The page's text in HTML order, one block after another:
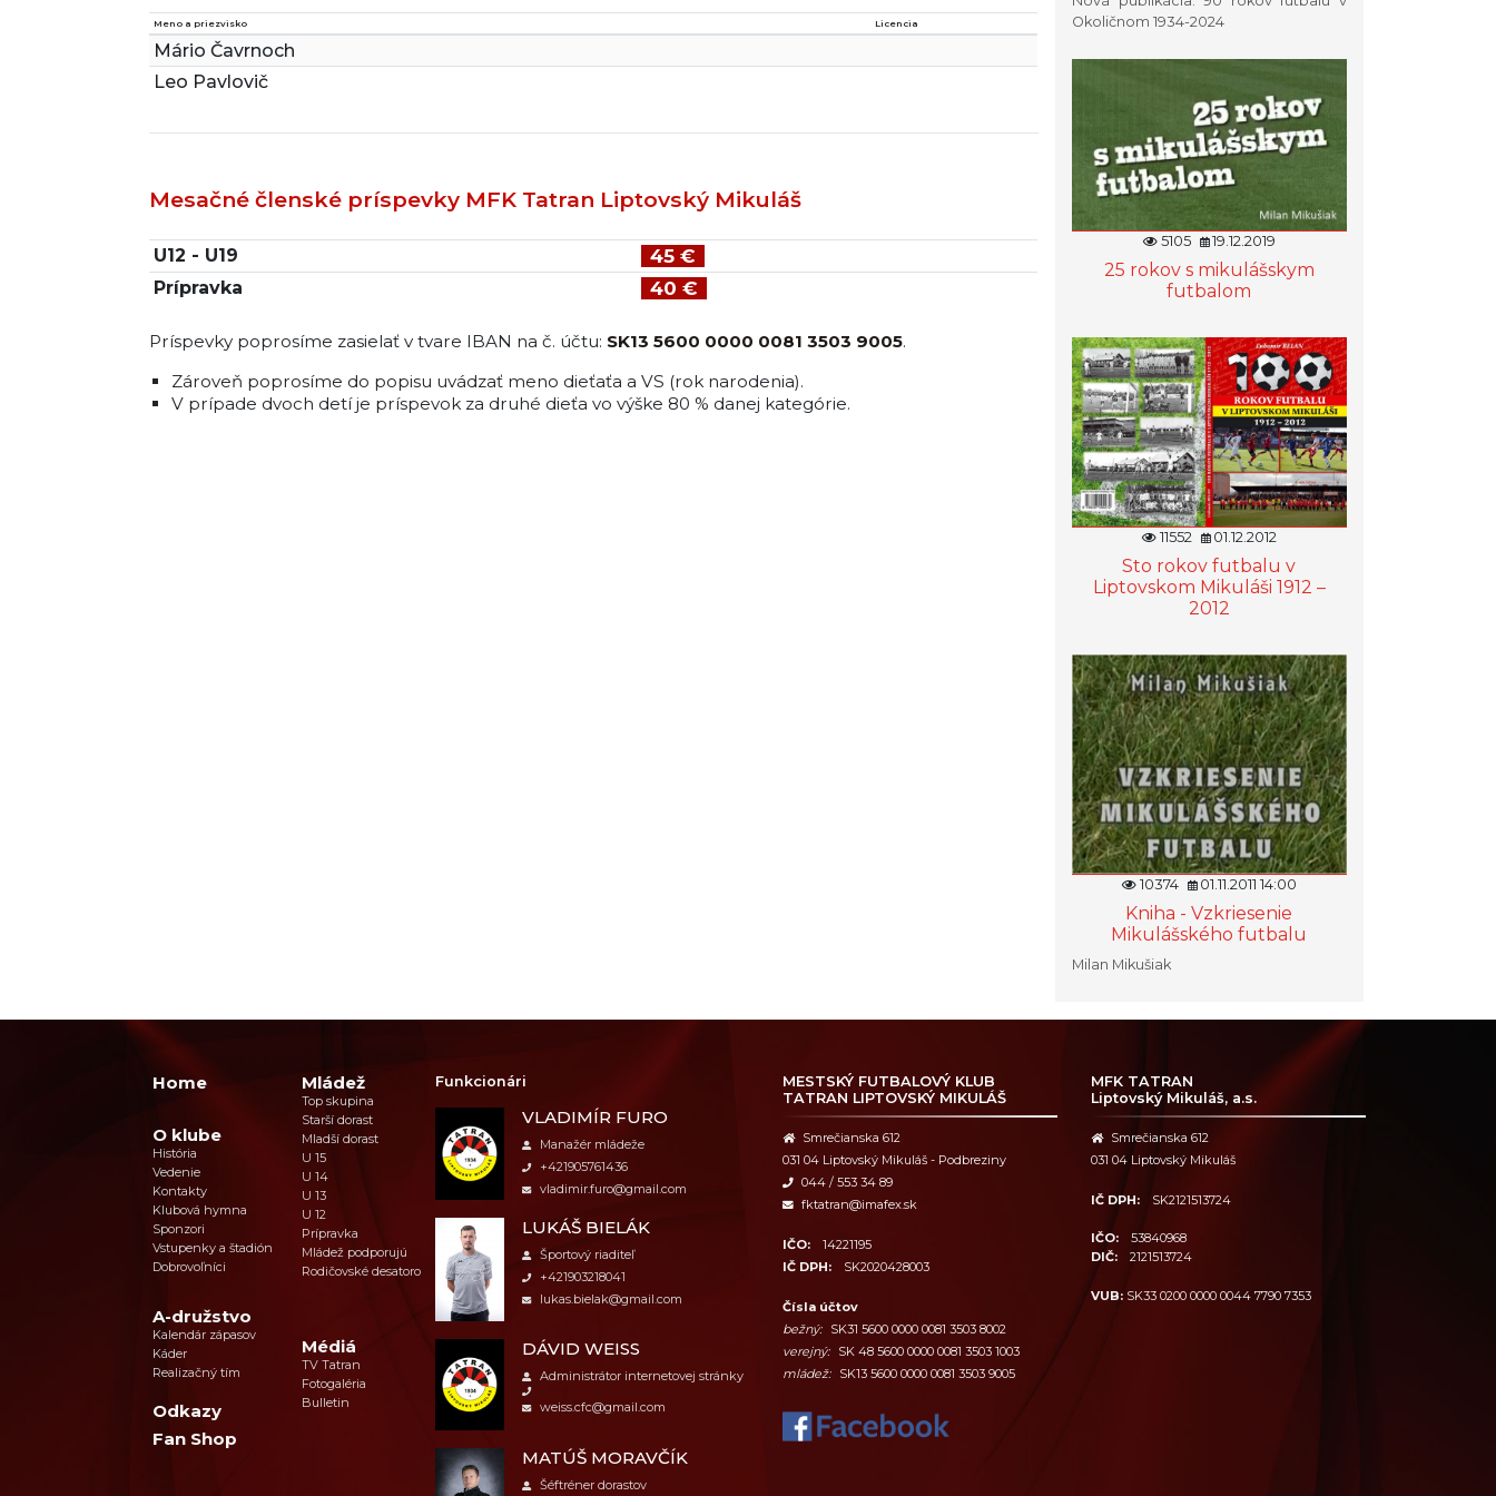
Meno a priezvisko Licencia
Mário Čavrnoch
Leo Pavlovič
Mesačné členské príspevky MFK Tatran Liptovský Mikuláš
U12 - U19 45 €
Prípravka 40 €
Príspevky poprosíme zasielať v tvare IBAN na č. účtu: SK13 5600 0000 0081 3503 9005.
Zároveň poprosíme do popisu uvádzať meno dieťaťa a VS (rok narodenia).
V prípade dvoch detí je príspevok za druhé dieťa vo výške 80 % danej kategórie.
Okoličnom 1934-2024
5105 19.12.2019
25 rokov s mikulášskym
futbalom
11552 01.12.2012
Sto rokov futbalu v
Liptovskom Mikuláši 1912 –
2012
10374 01.11.2011 14:00
Kniha - Vzkriesenie
Mikulášského futbalu
Milan Mikušiak
Home
O klube
História
Vedenie
Kontakty
Klubová hymna
Sponzori
Vstupenky a štadión
Dobrovoľníci
A-družstvo
Kalendár zápasov
Káder
Realizačný tím
Mládež
Top skupina
Starší dorast
Mladší dorast
U 15
U 14
U 13
U 12
Prípravka
Mládež podporujú
Rodičovské desatoro
Médiá
TV Tatran
Fotogaléria
Bulletin
Odkazy
Fan Shop
Funkcionári
VLADIMÍR FURO
Manažér mládeže
+421905761436
vladimir.furo@gmail.com
LUKÁŠ BIELÁK
Športový riaditeľ
+421903218041
lukas.bielak@gmail.com
DÁVID WEISS
Administrátor internetovej stránky
weiss.cfc@gmail.com
MATÚŠ MORAVČÍK
Šéftréner dorastov
MESTSKÝ FUTBALOVÝ KLUB
TATRAN LIPTOVSKÝ MIKULÁŠ
Smrečianska 612
031 04 Liptovský Mikuláš - Podbreziny
044 / 553 34 89
fktatran@imafex.sk
IČO:
14221195
IČ DPH:
SK2020428003
Čísla účtov
bežný:
SK31 5600 0000 0081 3503 8002
verejný:
SK 48 5600 0000 0081 3503 1003
mládež:
SK13 5600 0000 0081 3503 9005
MFK TATRAN
Liptovský Mikuláš, a.s.
Smrečianska 612
031 04 Liptovský Mikuláš
IČ DPH: SK2121513724
IČO:
53840968
DIČ:
2121513724
VUB: SK33 0200 0000 0044 7790 7353